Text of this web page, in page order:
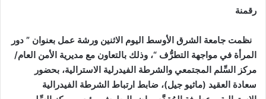
رقمنة
نظمت جامعة الشرق الأوسط اليوم الاثنين ورشة عمل بعنوان ” دور
المرأة في مواجهة التطرُّف “، وذلك بالتعاون مع مديرية الأمن العام/
مركز السِّلم المجتمعي والشرطة الفيدرلية الاسترالية، بحضور
سعادة العقيد (ماثيو جيل)، ضابط ارتباط الشرطة الفيدرالية